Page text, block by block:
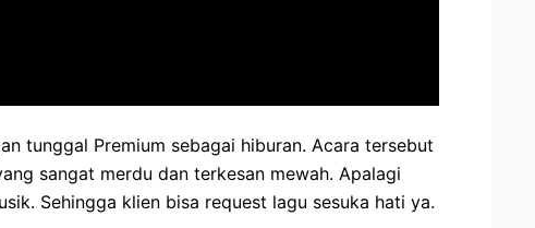
tunggal Premium sebagai hiburan. Acara tersebut
sangat merdu dan terkesan mewah. Apalagi
Sehingga klien bisa request lagu sesuka hati ya.